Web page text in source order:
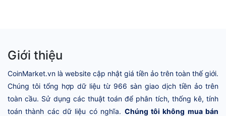
Giới thiệu
CoinMarket.vn là website cập nhật giá tiền ảo trên toàn thế giới.
Chúng tôi tổng hợp dữ liệu từ 966 sàn giao dịch tiền ảo trên
toàn cầu. Sử dụng các thuật toán để phân tích, thống kê, tính
toán thành các dữ liệu có nghĩa. Chúng tôi không mua bán